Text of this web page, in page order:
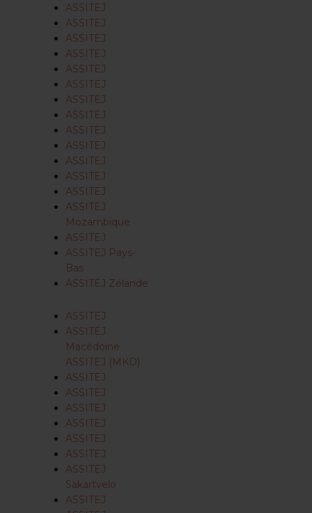
ASSITEJ
ASSITEJ
ASSITEJ
ASSITEJ
ASSITEJ
ASSITEJ
ASSITEJ
ASSITEJ
ASSITEJ
ASSITEJ
ASSITEJ
ASSITEJ
ASSITEJ
ASSITEJ
Mozambique
ASSITEJ
ASSITEJ Pays-
Bas
ASSITEJ Zélande
ASSITEJ
ASSITEJ
Macédoine
ASSITEJ (MKD)
ASSITEJ
ASSITEJ
ASSITEJ
ASSITEJ
ASSITEJ
ASSITEJ
ASSITEJ
Sakartvelo
ASSITEJ